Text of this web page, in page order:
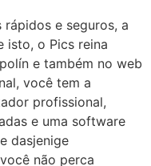
e seguros, a
isto, o Pics reina
e também no web
você tem a
profissional,
e uma software
dasjenige
não perca